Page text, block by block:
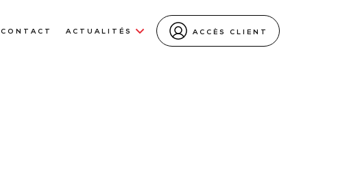
CONTACT ACTUALITÉS ACCÈS CLIENT